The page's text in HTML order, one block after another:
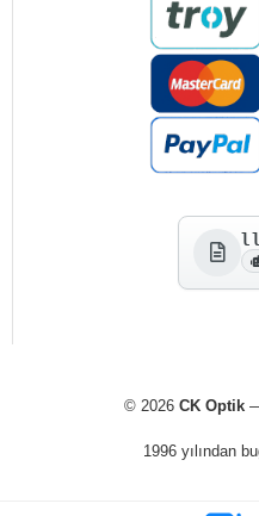
© 2026 CK Optik—
1996 yılından